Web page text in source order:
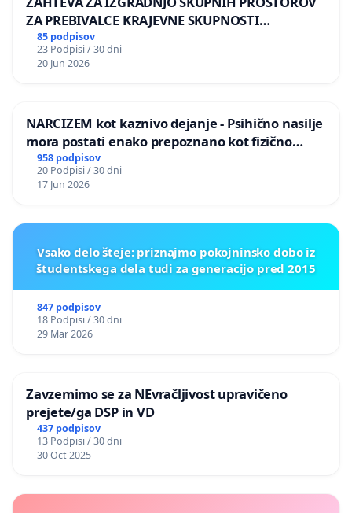
ZA PREBIVALCE KRAJEVNE SKUPNOSTI
PRESTRANEK
85 podpisov
23 Podpisi / 30 dni
20 Jun 2026
NARCIZEM kot kaznivo dejanje - Psihično nasilje
mora postati enako prepoznano kot fizično
nasilje
958 podpisov
20 Podpisi / 30 dni
17 Jun 2026
Vsako delo šteje: priznajmo pokojninsko dobo iz
študentskega dela tudi za generacijo pred 2015
847 podpisov
18 Podpisi / 30 dni
29 Mar 2026
Zavzemimo se za NEvračljivost upravičeno
prejete/ga DSP in VD
437 podpisov
13 Podpisi / 30 dni
30 Oct 2025